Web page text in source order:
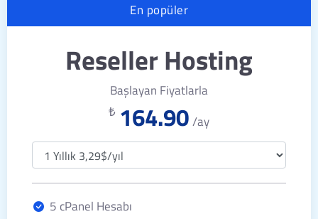
En popüler
Reseller Hosting
Başlayan Fiyatlarla
₺ 164.90/ay
5 cPanel Hesabı